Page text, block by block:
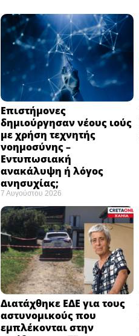
Επιστήμονες
δημιούργησαν νέους ιούς
με χρήση τεχνητής
νοημοσύνης –
Εντυπωσιακή
ανακάλυψη ή λόγος
ανησυχίας; ​
7 Αυγούστου 2026
Διατάχθηκε ΕΔΕ για τους
αστυνομικούς που
εμπλέκονται στην